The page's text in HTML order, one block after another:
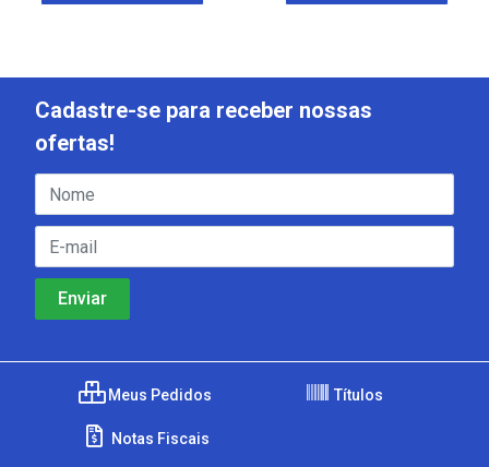
Cadastre-se para receber nossas
ofertas!
Meus Pedidos Títulos
Notas Fiscais